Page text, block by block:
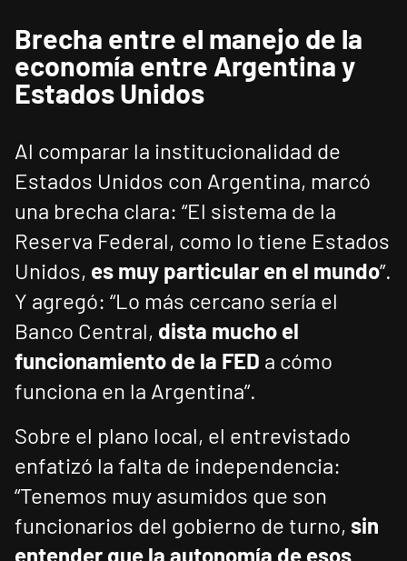
Brecha entre el manejo de la
economía entre Argentina y
Estados Unidos
Al comparar la institucionalidad de
Estados Unidos con Argentina, marcó
una brecha clara: “El sistema de la
Reserva Federal, como lo tiene Estados
Unidos, es muy particular en el mundo”.
Y agregó: “Lo más cercano sería el
Banco Central, dista mucho el
funcionamiento de la FED a cómo
funciona en la Argentina”.
Sobre el plano local, el entrevistado
enfatizó la falta de independencia:
“Tenemos muy asumidos que son
funcionarios del gobierno de turno, sin
entender que la autonomía de esos